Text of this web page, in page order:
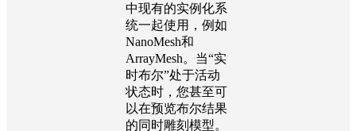
中现有的实例化系
统一起使用，例如
NanoMesh和
ArrayMesh。当“实
时布尔”处于活动
状态时，您甚至可
以在预览布尔结果
的同时雕刻模型。